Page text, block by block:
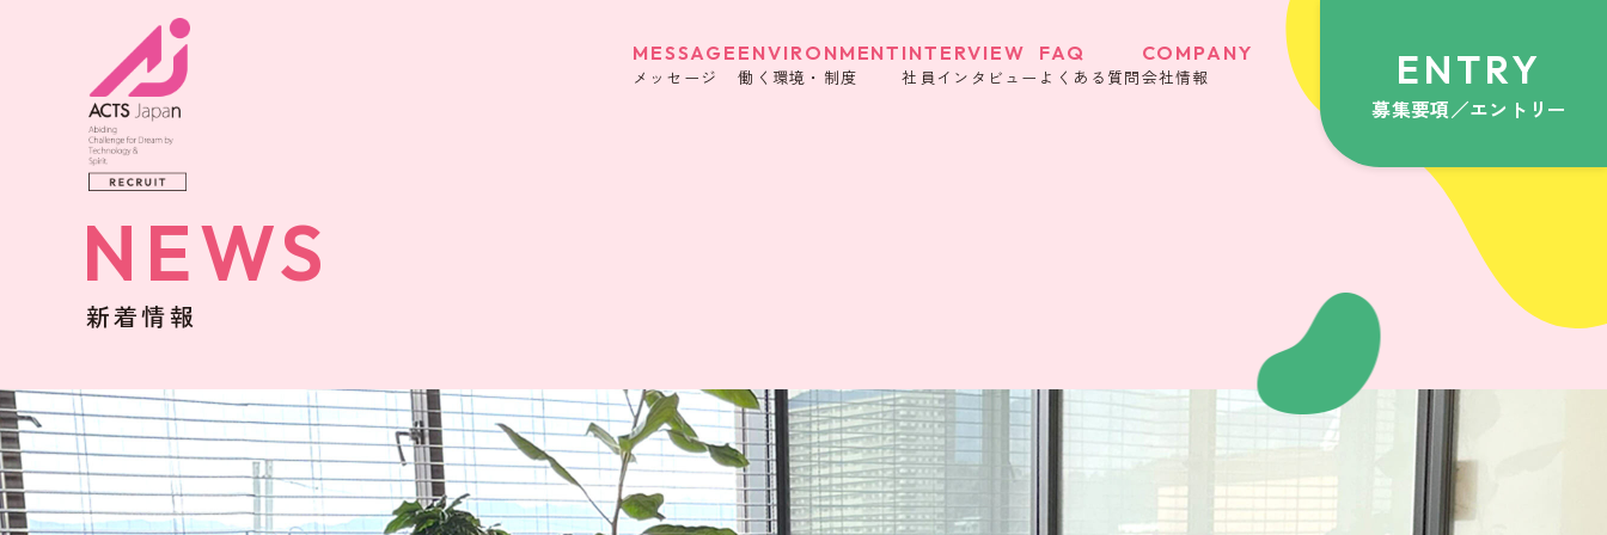
MESSAGE
メッセージ
ENVIRONMENT
働く環境・制度
INTERVIEW
社員インタビュー
FAQ
よくある質問
COMPANY
会社情報 ENTRY
募集要項／エントリー
NEWS
新着情報